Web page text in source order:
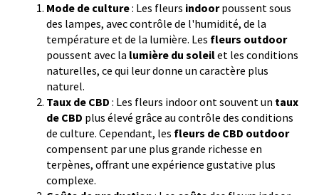
Mode de culture: Les fleurs indoorpoussent sous
des lampes, avec contrôle de l'humidité, de la
température et de la lumière. Les fleurs outdoor
poussent avec la lumière du soleilet les conditions
naturelles, ce qui leur donne un caractère plus
naturel.
Taux de CBD : Les fleurs indoor ont souvent un taux
de CBD plus élevé grâce au contrôle des conditions
de culture. Cependant, les fleurs de CBD outdoor
compensent par une plus grande richesse en
terpènes, offrant une expérience gustative plus
complexe.